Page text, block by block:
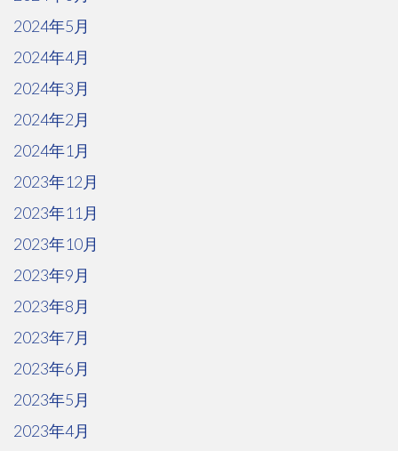
2024年5月
2024年4月
2024年3月
2024年2月
2024年1月
2023年12月
2023年11月
2023年10月
2023年9月
2023年8月
2023年7月
2023年6月
2023年5月
2023年4月